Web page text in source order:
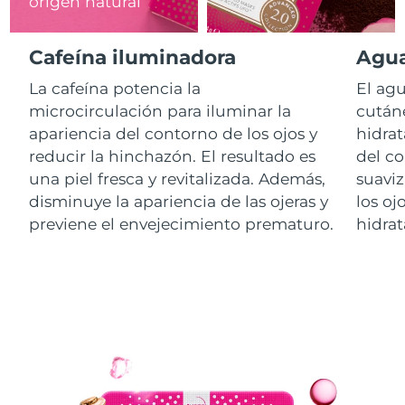
Cafeína iluminadora
La cafeína potencia la
microcirculación para iluminar la
apariencia del contorno de los ojos y
reducir la hinchazón. El resultado es
una piel fresca y revitalizada. Además,
disminuye la apariencia de las ojeras y
previene el envejecimiento prematuro.
El
del
los
(China)
Entrega prevista 8/12/26
Malasia Entrega prevista
Malta Entrega prevista
México Entrega prevista 8/14/26
Mónaco Entrega prevista 8/11/26
Entrega prevista8/13/26